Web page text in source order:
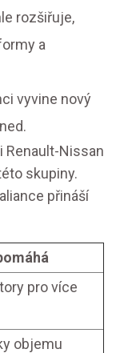
rozšiřuje,
a
vyvine nový
Renault-Nissan
skupiny.
přináší
pro více
objemu